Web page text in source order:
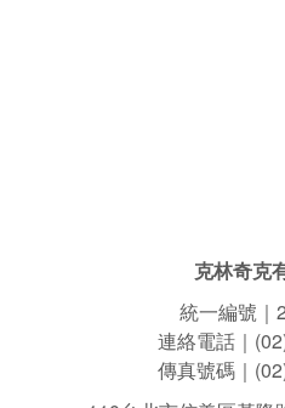
克林奇克
統一編號｜
連絡電話｜
傳真號碼｜